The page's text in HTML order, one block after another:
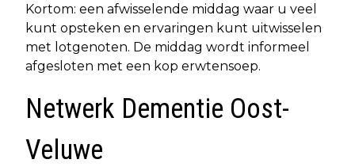
Kortom: een afwisselende middag waar u veel
kunt opsteken en ervaringen kunt uitwisselen
met lotgenoten. De middag wordt informeel
afgesloten met een kop erwtensoep.
Netwerk Dementie Oost-
Veluwe